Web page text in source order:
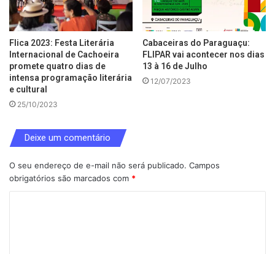
Flica 2023: Festa Literária
Internacional de Cachoeira
promete quatro dias de
intensa programação literária
e cultural
25/10/2023
Cabaceiras do Paraguaçu:
FLIPAR vai acontecer nos dias
13 à 16 de Julho
12/07/2023
Deixe um comentário
O seu endereço de e-mail não será publicado. Campos
obrigatórios são marcados com *